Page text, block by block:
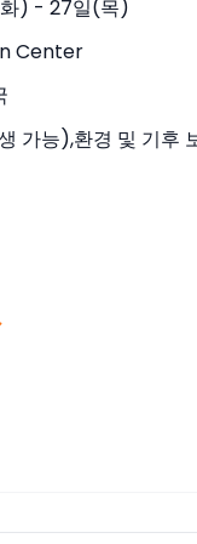
) - 27일(목)
Center
가능),환경 및 기후